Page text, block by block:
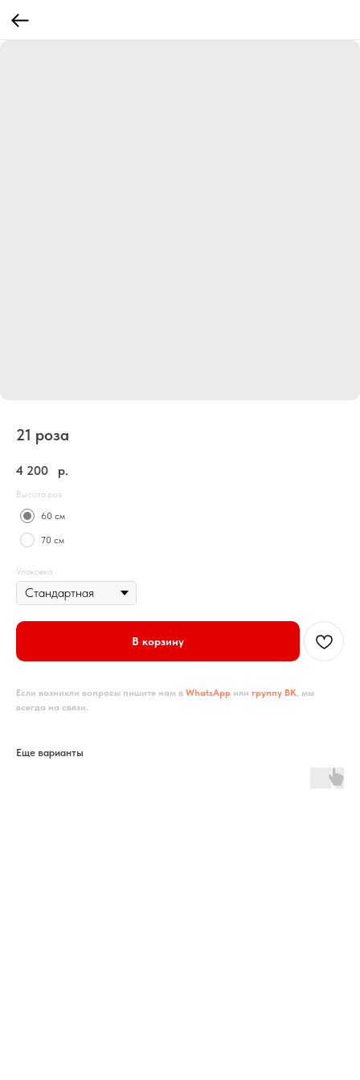
21 роза
4 200 р.
Высота роз
60 см
70 см
Упаковка
В корзину
Если возникли вопросы пишите нам в WhatsApp или группу ВК, мы
всегда на связи.
Еще варианты